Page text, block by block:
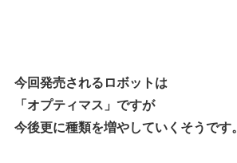
今回発売されるロボットは
「オプティマス」ですが
今後更に種類を増やしていくそうです。